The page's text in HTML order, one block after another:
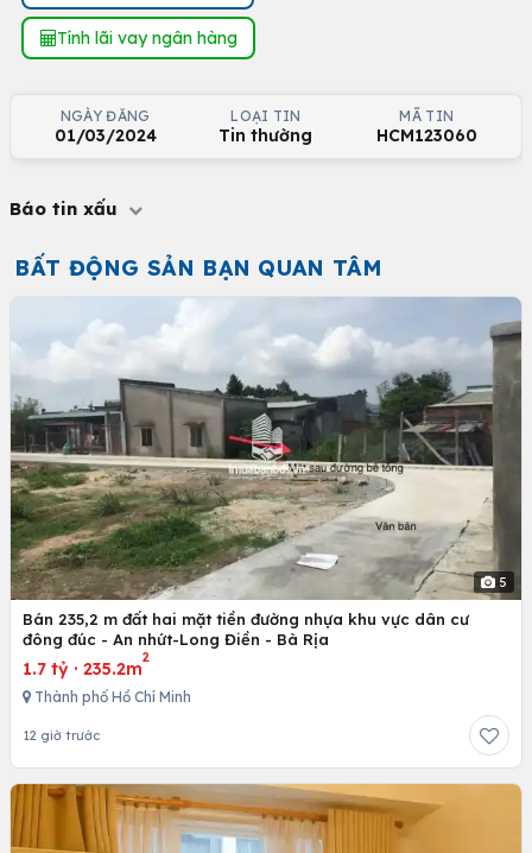
Tính lãi vay ngân hàng
NGÀY ĐĂNG
01/03/2024
LOẠI TIN
Tin thường
MÃ TIN
HCM123060
Báo tin xấu
BẤT ĐỘNG SẢN BẠN QUAN TÂM
5
Bán 235,2 m đất hai mặt tiền đường nhựa khu vực dân cư
đông đúc - An nhứt-Long Điền - Bà Rịa
1.7 tỷ · 235.2m
2
Thành phố Hồ Chí Minh
12 giờ trước